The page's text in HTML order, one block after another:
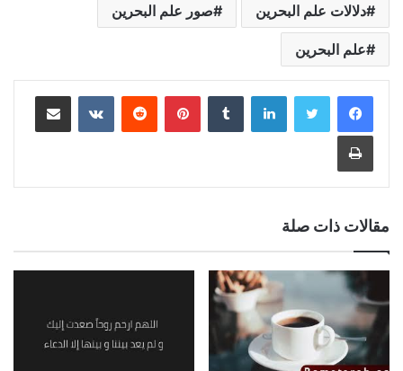
دلالات علم البحرين صور علم البحرين
علم البحرين
لينكدإن بينتيريست مشاركة عبر البريد
طباعة
مقالات ذات صلة